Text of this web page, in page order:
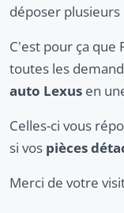
déposer
C'est pour ça que
toutes les
auto Lexus en
Celles-ci vous
si vos pièces
Merci de votre